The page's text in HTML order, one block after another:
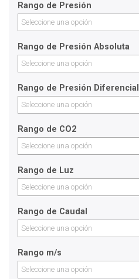
Rango de Presión
Seleccione una opción
Rango de Presión Absoluta
Seleccione una opción
Rango de Presión Diferencial
Seleccione una opción
Rango de CO2
Seleccione una opción
Rango de Luz
Seleccione una opción
Rango de Caudal
Seleccione una opción
Rango m/s
Seleccione una opción